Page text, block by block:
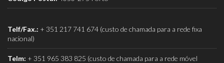
Telf/Fax.: + 351 217 741 674 (custo de chamada para a rede fixa
nacional)
Telm: + 351 965 383 825 (custo de chamada para a rede móvel